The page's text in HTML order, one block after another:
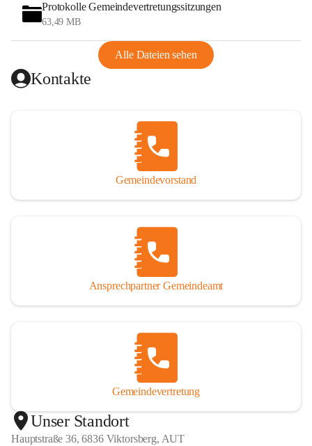
Protokolle Gemeindevertretungssitzungen
63,49 MB
Alle Dateien sehen
Kontakte
Gemeindevorstand
Ansprechpartner Gemeindeamt
Gemeindevertretung
Unser Standort
Hauptstraße 36, 6836 Viktorsberg, AUT